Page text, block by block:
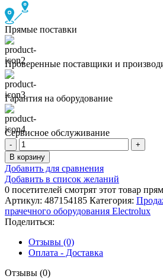
Прямые поставки
Проверенные поставщики и
Гарантия на оборудование
Сервисное обслуживание
Количество
товара
ПРУЖИНА
В корзину
Добавить для сравнения
Добавить в список желаний
0 посетителей смотрят этот товар
Артикул: 487154185 Категория:
прачечного оборудования Electrolux
Поделиться:
Отзывы (0)
Оплата - Доставка
Отзывы (0)